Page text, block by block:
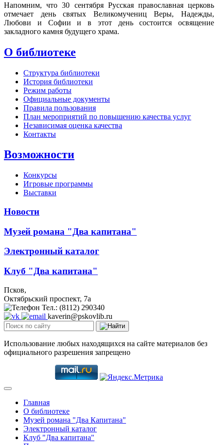
Напомним, что 30 сентября Русская православная церковь
отмечает день святых Великомучениц Веры, Надежды,
Любови и Софии и в этот день состоится освящение
закладного камня будущего храма.
О библиотеке
Структура библиотеки
История библиотеки
Режим работы
Официальные документы
Правила пользования
План мероприятий по повышению качества услуг
Независимая оценка качества
Контакты
Возможности
Конкурсы
Игровые программы
Выставки
Новости
Музей романа "Два капитана"
Электронный каталог
Клуб "Два капитана"
Псков,
Октябрьский проспект, 7a
Тел.: (8112) 290340
kaverin@pskovlib.ru
Использование любых находящихся на сайте материалов без
официального разрешения запрещено
Главная
О библиотеке
Музей романа "Два Капитана"
Электронный каталог
Клуб "Два капитана"